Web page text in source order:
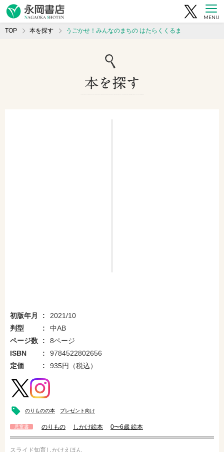
MENU
TOP 本を探す うごかせ！みんなのまちの はたらくくるま
初版年月
2021/10
判型
中AB
ページ数
8ページ
ISBN
9784522802656
定価
935円（税込）
のりものの本 プレゼント向け
児童書 のりもの しかけ絵本 0〜6歳 絵本
スライド知育しかけえほん